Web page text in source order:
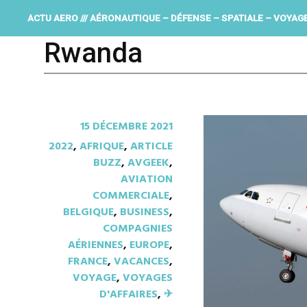
ACTU AERO /// AÉRONAUTIQUE – DÉFENSE – SPATIALE –
Rwanda
15 DÉCEMBRE 2021
2022,AFRIQUE,ARTICLE
BUZZ,AVGEEK,
AVIATION
COMMERCIALE,
BELGIQUE, BUSINESS,
COMPAGNIES
AÉRIENNES, EUROPE,
FRANCE,VACANCES,
VOYAGE,VOYAGES
D'AFFAIRES, ✈︎